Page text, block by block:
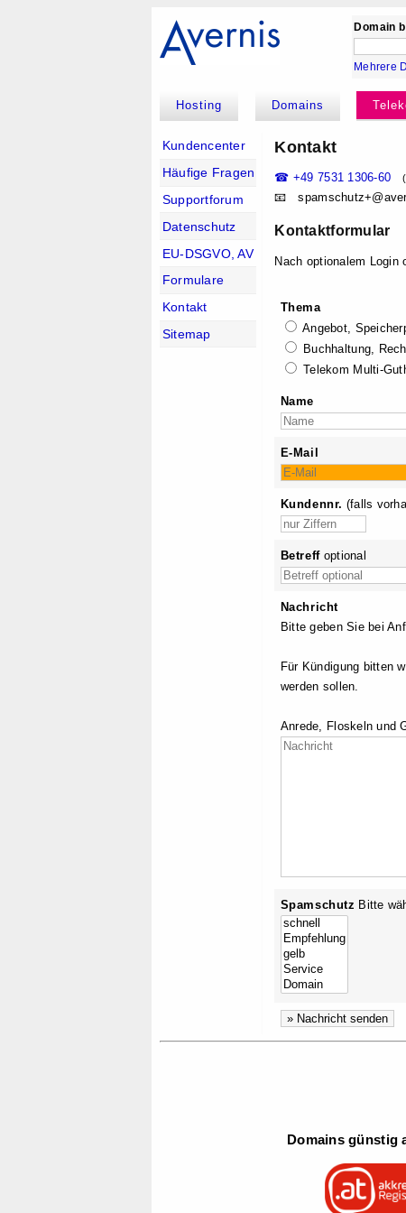
Domain
Mehrere
Hosting Domains
Kundencenter
Häufige Fragen
Supportforum
Datenschutz
EU-DSGVO, AV
Formulare
Kontakt
Sitemap
Kontakt
☎ +49 7531 1306-60
📧 spam
Kontaktformular
Nach optionalem Login
Thema
Angebot,
Buchhaltung,
Telekom Multi-
Name
E-Mail
Kundennr. (falls
Betreffoptional
Nachricht
Bitte geben Sie bei
Für Kündigung bitten
werden sollen.
Anrede, Floskeln und
Spamschutz Bitte
Domains günstig